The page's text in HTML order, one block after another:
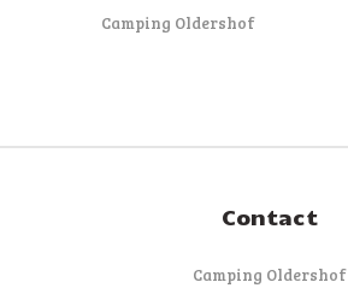
Camping Oldershof
Contact
Camping Oldershof